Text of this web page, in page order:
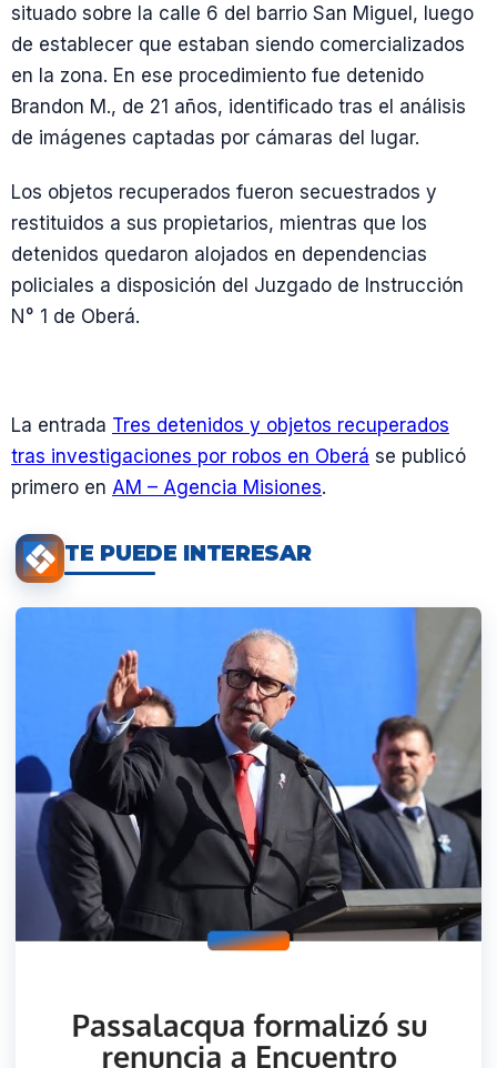
situado sobre la calle 6 del barrio San Miguel, luego
de establecer que estaban siendo comercializados
en la zona. En ese procedimiento fue detenido
Brandon M., de 21 años, identificado tras el análisis
de imágenes captadas por cámaras del lugar.
Los objetos recuperados fueron secuestrados y
restituidos a sus propietarios, mientras que los
detenidos quedaron alojados en dependencias
policiales a disposición del Juzgado de Instrucción
N° 1 de Oberá.
La entrada Tres detenidos y objetos recuperados
tras investigaciones por robos en Oberá se publicó
primero en AM – Agencia Misiones.
TE PUEDE INTERESAR